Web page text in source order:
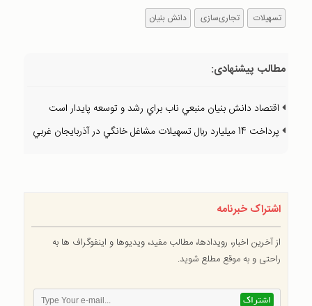
تسهیلات تجاری‌سازی دانش بنیان
مطالب پیشنهادی:
اقتصاد دانش بنيان منبعي ناب براي رشد و توسعه پايدار است
پرداخت 14 ميليارد ريال تسهيلات مشاغل خانگي در آذربايجان غربي
اشتراک خبرنامه
از آخرین اخبار، رویدادها، مطالب مفید، ویدیوها و اینفوگراف ها به
راحتی و به موقع مطلع شوید.